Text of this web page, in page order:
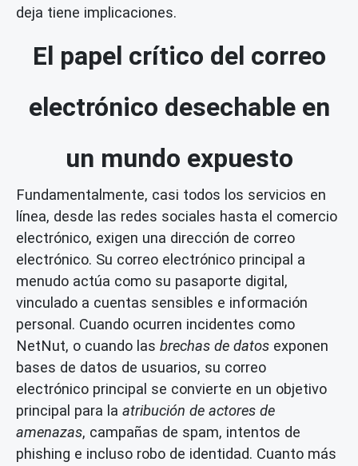
deja tiene implicaciones.
El papel crítico del correo
electrónico desechable en
un mundo expuesto
Fundamentalmente, casi todos los servicios en
línea, desde las redes sociales hasta el comercio
electrónico, exigen una dirección de correo
electrónico. Su correo electrónico principal a
menudo actúa como su pasaporte digital,
vinculado a cuentas sensibles e información
personal. Cuando ocurren incidentes como
NetNut, o cuando las brechas de datos exponen
bases de datos de usuarios, su correo
electrónico principal se convierte en un objetivo
principal para la atribución de actores de
amenazas, campañas de spam, intentos de
phishing e incluso robo de identidad. Cuanto más